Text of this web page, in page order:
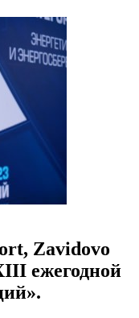
Zavidovo
ежегодной